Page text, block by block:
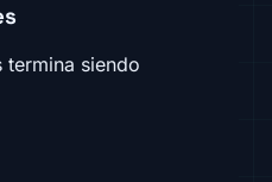
termina siendo